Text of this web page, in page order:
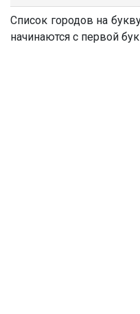
Список городов на
начинаются с первой